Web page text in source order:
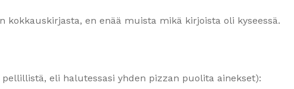
kokkauskirjasta, en enää muista mikä kirjoista oli kyseessä.
eli halutessasi yhden pizzan puolita ainekset):